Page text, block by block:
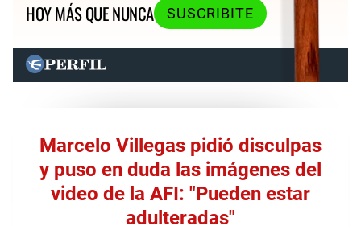
HOY MÁS QUE NUNCA
SUSCRIBITE
Marcelo Villegas pidió disculpas
y puso en duda las imágenes del
video de la AFI: "Pueden estar
adulteradas"